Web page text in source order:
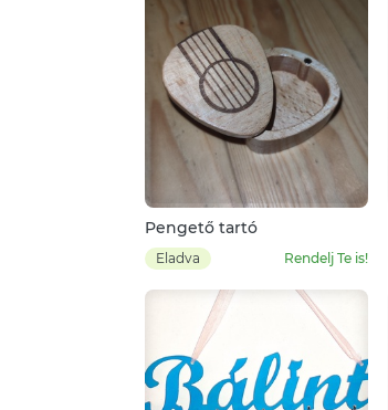
Pengető tartó
Eladva Rendelj Te is!